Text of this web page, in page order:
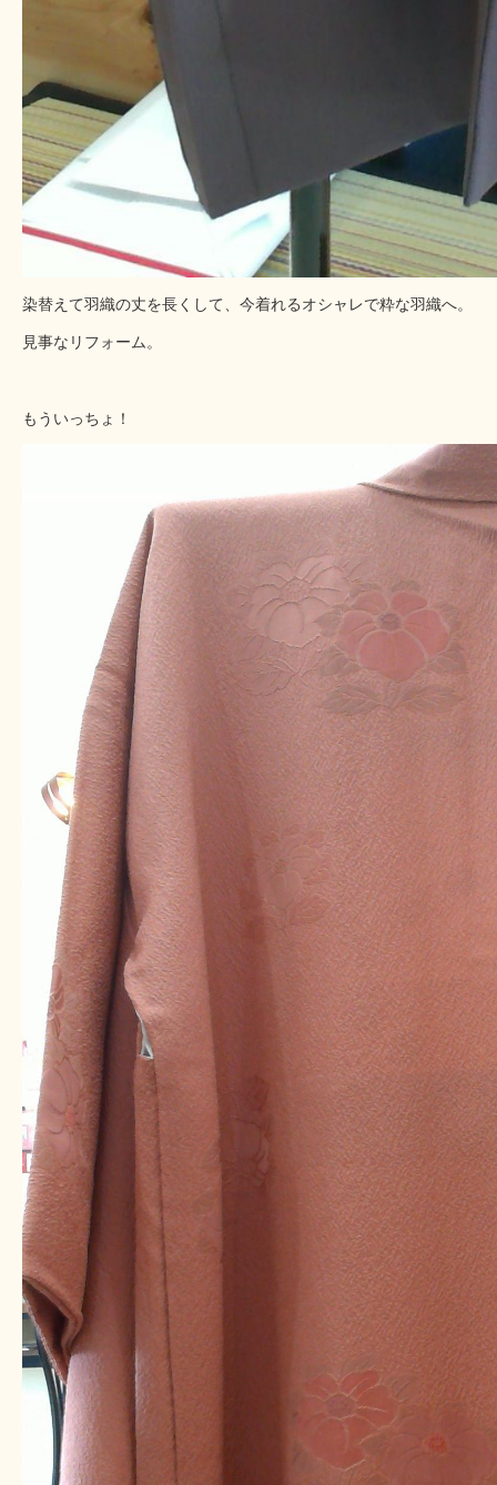
染替えて羽織の丈を長くして、今着れるオシャレで粋な羽織へ。
見事なリフォーム。
もういっちょ！